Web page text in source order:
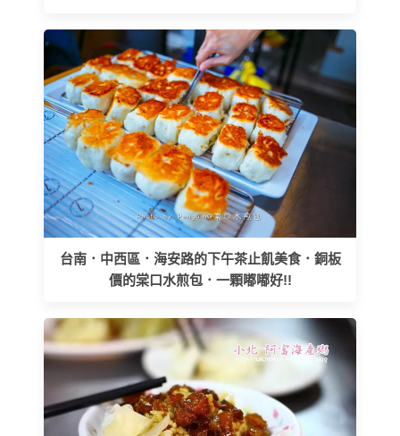
台南．中西區．海安路的下午茶止飢美食．銅板
價的棠口水煎包．一顆嘟嘟好!!